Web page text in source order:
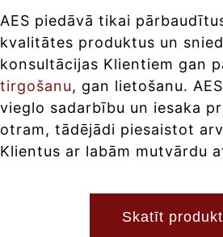
AES piedāvā tikai
kvalitātes produktus un
konsultācijas Klientiem gan
tirgošanu, gan lietošanu.
vieglo sadarbību un iesaka
otram, tādējādi piesaistot
Klientus ar labām mutvārdu
Skatīt